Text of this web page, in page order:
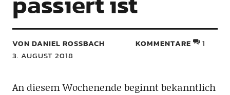
VON DANIEL ROSSBACH
3. AUGUST 2018
KOMMENTARE 1
An diesem Wochenende beginnt bekanntlich